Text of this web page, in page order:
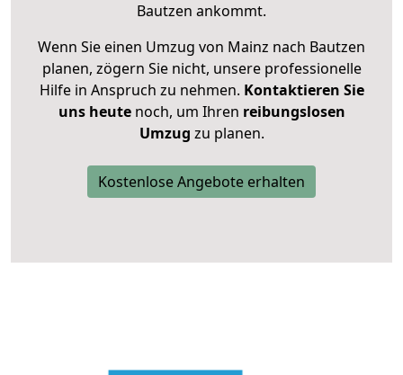
Bautzen ankommt.
Wenn Sie einen Umzug von Mainz nach Bautzen
planen, zögern Sie nicht, unsere professionelle
Hilfe in Anspruch zu nehmen. Kontaktieren Sie
uns heutenoch, um Ihren reibungslosen
Umzug zu planen.
Kostenlose Angebote erhalten